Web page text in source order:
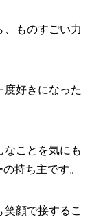
、ものすごい力
好きになった
なことを気にも
持ち主です。
顔で接するこ